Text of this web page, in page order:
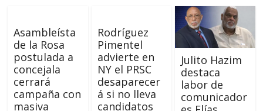
Asambleísta
de la Rosa
postulada a
concejala
cerrará
campaña con
masiva
Rodríguez
Pimentel
advierte en
NY el PRSC
desaparecer
á si no lleva
candidatos
Julito Hazim
destaca
labor de
comunicador